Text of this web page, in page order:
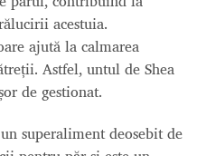
acestuia.
ajută la calmarea
Astfel, untul de Shea
de gestionat.
superaliment deosebit de